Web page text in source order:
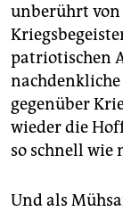
unberührt
patriotischen
nachdenkliche
gegenüber
wieder die
so schnell wie
Und als